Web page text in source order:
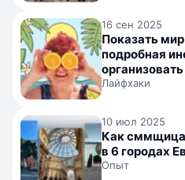
16 сен 2025
Показать
подробная
Лайфхаки
10 июл 2025
Как сммщица
в 6 городах
Опыт